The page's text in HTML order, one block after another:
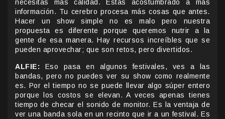
necesitas más calidad. Estás acostumbrado a más
información. Tu cerebro procesa más cosas que antes.
Hacer un show simple no es malo pero nuestra
propuesta es diferente porque queremos nutrir a la
gente de esa manera. Hay recursos increíbles que se
pueden aprovechar; que son retos, pero divertidos.
ALFIE: Eso pasa en algunos festivales, ves a las
bandas, pero no puedes ver su show como realmente
es. Por el tiempo no se puede llevar algo súper entero
porque los costos se elevan. A veces apenas tienes
tiempo de checar el sonido de monitor. Es la ventaja de
ver una banda sola en un recinto que ir a un festival. Es